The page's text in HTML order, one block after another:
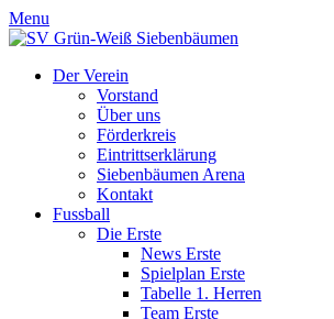
Menu
Der Verein
Vorstand
Über uns
Förderkreis
Eintrittserklärung
Siebenbäumen Arena
Kontakt
Fussball
Die Erste
News Erste
Spielplan Erste
Tabelle 1. Herren
Team Erste